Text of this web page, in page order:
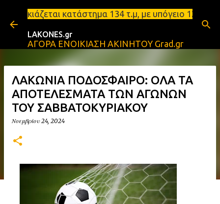
Μετάβαση στο κύριο περιεχόμενο
κατάστημα 134 τ.μ, με υπόγειο 124τ.μ και
LAKONES.gr
ΑΓΟΡΑ ΕΝΟΙΚΙΑΣΗ ΑΚΙΝΗΤΟΥ Grad.gr
ΛΑΚΩΝΙΑ ΠΟΔΟΣΦΑΙΡΟ: ΟΛΑ ΤΑ
ΑΠΟΤΕΛΕΣΜΑΤΑ ΤΩΝ ΑΓΩΝΩΝ
ΤΟΥ ΣΑΒΒΑΤΟΚΥΡΙΑΚΟΥ
Νοεμβρίου 24, 2024